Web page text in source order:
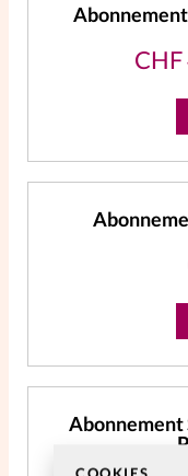
CHF
Abonnement